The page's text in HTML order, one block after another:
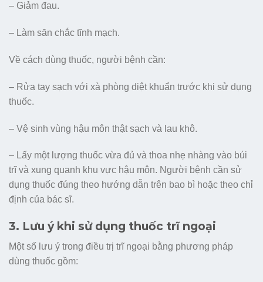
– Giảm đau.
– Làm săn chắc tĩnh mạch.
Về cách dùng thuốc, người bệnh cần:
– Rửa tay sạch với xà phòng diệt khuẩn trước khi sử dụng
thuốc.
– Vệ sinh vùng hậu môn thật sạch và lau khô.
– Lấy một lượng thuốc vừa đủ và thoa nhẹ nhàng vào búi
trĩ và xung quanh khu vực hậu môn. Người bệnh cần sử
dụng thuốc đúng theo hướng dẫn trên bao bì hoặc theo chỉ
định của bác sĩ.
3. Lưu ý khi sử dụng thuốc trĩ ngoại
Một số lưu ý trong điều trị trĩ ngoại bằng phương pháp
dùng thuốc gồm: